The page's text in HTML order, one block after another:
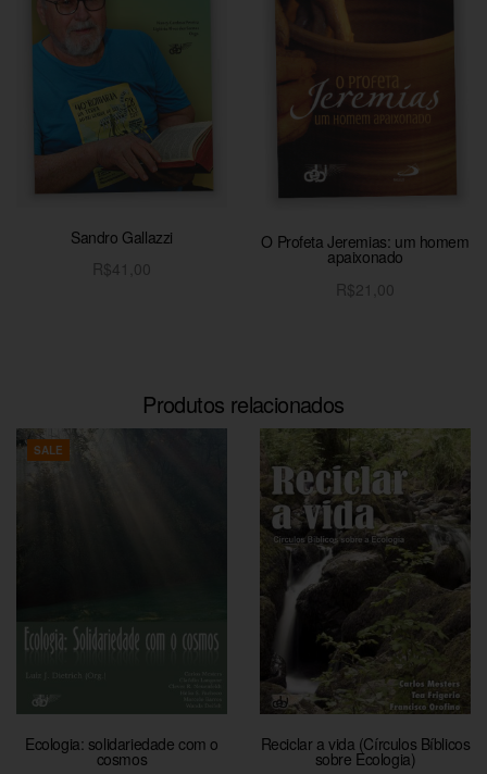
Sandro Gallazzi
R$41,00
O Profeta Jeremias: um homem
apaixonado
R$21,00
Produtos relacionados
SALE
Ecologia: solidariedade com o
cosmos
Reciclar a vida (Círculos Bíblicos
sobre Ecologia)